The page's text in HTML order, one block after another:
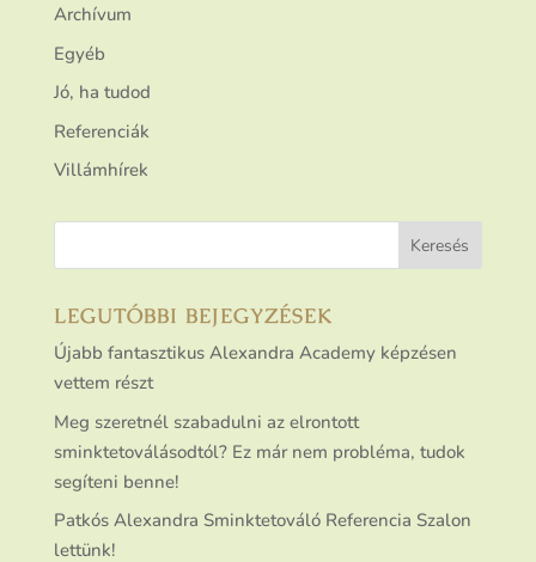
Archívum
Egyéb
Jó, ha tudod
Referenciák
Villámhírek
LEGUTÓBBI BEJEGYZÉSEK
Újabb fantasztikus Alexandra Academy képzésen
vettem részt
Meg szeretnél szabadulni az elrontott
sminktetoválásodtól? Ez már nem probléma, tudok
segíteni benne!
Patkós Alexandra Sminktetováló Referencia Szalon
lettünk!